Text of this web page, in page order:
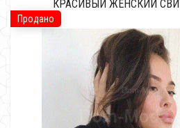
Продано
КРАСИВЫЙ ЖЕНСКИЙ